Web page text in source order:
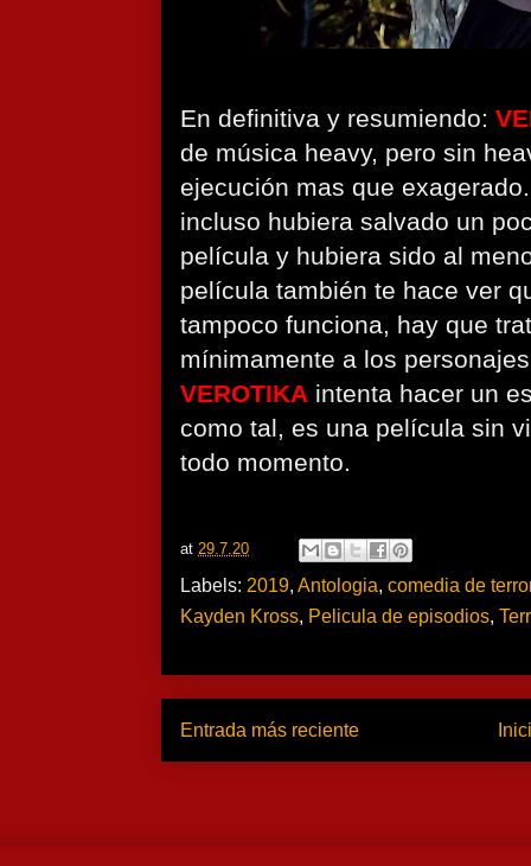
En definitiva y resumiendo:
de música heavy, pero sin
ejecución mas que
incluso hubiera salvado un
película y hubiera sido al
película también te hace ver
tampoco funciona, hay que
mínimamente a los
VEROTIKA intenta hacer un
como tal, es una película sin
todo momento.
at 29.7.20
Labels: 2019, Antologia, comedia de
Kayden Kross, Pelicula de episodios,
Entrada más reciente